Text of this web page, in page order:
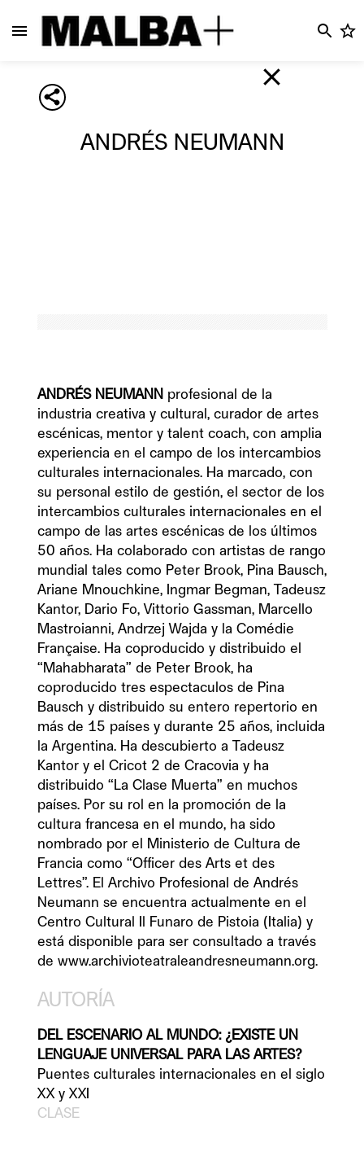
ANDRÉS NEUMANN
ANDRÉS NEUMANN profesional de la
industria creativa y cultural, curador de artes
escénicas, mentor y talent coach, con amplia
experiencia en el campo de los intercambios
culturales internacionales. Ha marcado, con
su personal estilo de gestión, el sector de los
intercambios culturales internacionales en el
campo de las artes escénicas de los últimos
50 años. Ha colaborado con artistas de rango
mundial tales como Peter Brook, Pina Bausch,
Ariane Mnouchkine, Ingmar Begman, Tadeusz
Kantor, Dario Fo, Vittorio Gassman, Marcello
Mastroianni, Andrzej Wajda y la Comédie
Française. Ha coproducido y distribuido el
“Mahabharata” de Peter Brook, ha
coproducido tres espectaculos de Pina
Bausch y distribuido su entero repertorio en
más de 15 países y durante 25 años, incluida
la Argentina. Ha descubierto a Tadeusz
Kantor y el Cricot 2 de Cracovia y ha
distribuido “La Clase Muerta” en muchos
países. Por su rol en la promoción de la
cultura francesa en el mundo, ha sido
nombrado por el Ministerio de Cultura de
Francia como “Officer des Arts et des
Lettres”. El Archivo Profesional de Andrés
Neumann se encuentra actualmente en el
Centro Cultural Il Funaro de Pistoia (Italia) y
está disponible para ser consultado a través
de www.archivioteatraleandresneumann.org.
AUTORÍA
DEL ESCENARIO AL MUNDO: ¿EXISTE UN
LENGUAJE UNIVERSAL PARA LAS ARTES?
Puentes culturales internacionales en el siglo
CLASE